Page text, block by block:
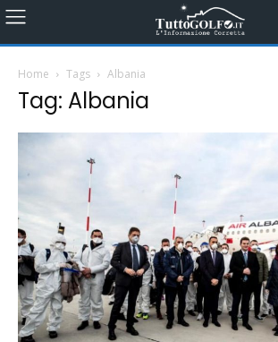
Home Tags Albania
Tag: Albania